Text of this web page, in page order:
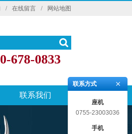
/ 在线留言 / 网站地图
678-0833
联系我们
联系方式
座机
0755-23003036
手机